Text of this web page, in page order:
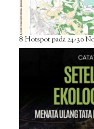
8 Hotspot pada 24-30